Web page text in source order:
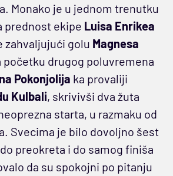
Monako je u jednom trenutku
prednost ekipe Luisa Enrikea
zahvaljujući golu Magnesa
početku drugog poluvremena
Pokonjolija ka provaliji
Kulbali, skrivivši dva žuta
starta, u razmaku od
Svecima je bilo dovoljno šest
preokreta i do samog finiša
da su spokojni po pitanju